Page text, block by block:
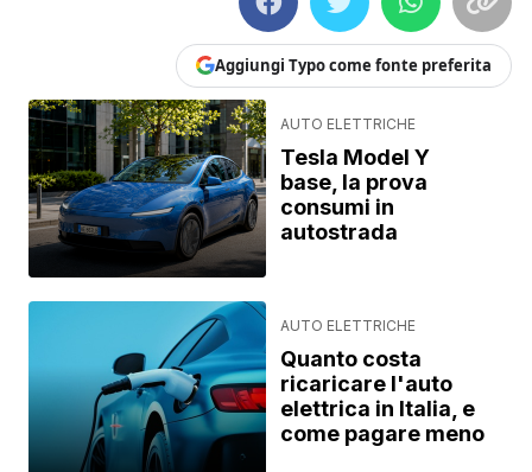
Aggiungi Typo come fonte preferita
AUTO ELETTRICHE
Tesla Model Y
base, la prova
consumi in
autostrada
AUTO ELETTRICHE
Quanto costa
ricaricare l'auto
elettrica in Italia, e
come pagare meno